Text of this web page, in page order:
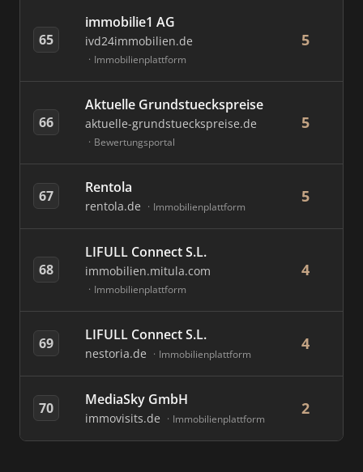
65
immobilie1 AG
ivd24immobilien.de
Immobilienplattform
5
66
Aktuelle Grundstueckspreise
aktuelle-grundstueckspreise.de
Bewertungsportal
5
67 Rentola
rentola.de Immobilienplattform
5
68
LIFULL Connect S.L.
immobilien.mitula.com
Immobilienplattform
4
69 LIFULL Connect S.L.
nestoria.de Immobilienplattform
4
70 MediaSky GmbH
immovisits.de Immobilienplattform
2